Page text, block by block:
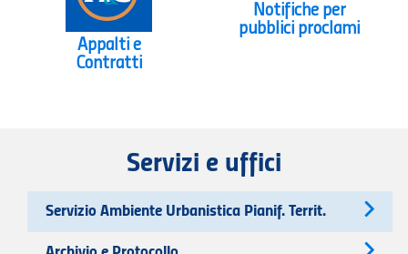
Appalti e
Contratti
Notifiche per
pubblici proclami
Servizi e uffici
Servizio Ambiente Urbanistica Pianif. Territ.